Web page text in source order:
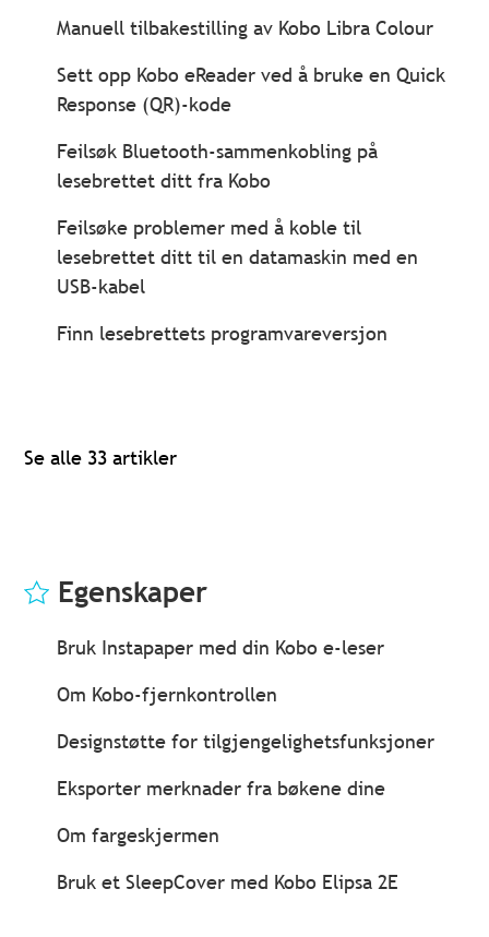
Manuell tilbakestilling av Kobo Libra Colour
Sett opp Kobo eReader ved å bruke en Quick
Response (QR)-kode
Feilsøk Bluetooth-sammenkobling på
lesebrettet ditt fra Kobo
Feilsøke problemer med å koble til
lesebrettet ditt til en datamaskin med en
USB-kabel
Finn lesebrettets programvareversjon
Se alle 33 artikler
Egenskaper
Bruk Instapaper med din Kobo e-leser
Om Kobo-fjernkontrollen
Designstøtte for tilgjengelighetsfunksjoner
Eksporter merknader fra bøkene dine
Om fargeskjermen
Bruk et SleepCover med Kobo Elipsa 2E